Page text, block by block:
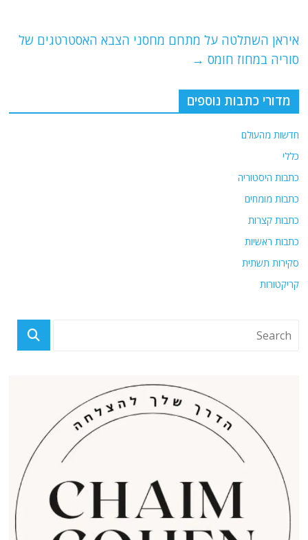
k
איראן השתלטה על מתחם מחסני הצבא האסטרטגים של
סוריה במחוז חומס →
מדורי כתבות נוספים
חדשות מהעולם
כללי
כתבות היסטוריה
כתבות מומחים
כתבות קצרות
כתבות ראשיות
סקירות תשתית
קריקטורות